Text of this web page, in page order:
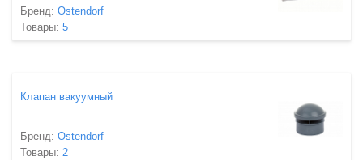
Бренд: Ostendorf
Товары: 5
Клапан вакуумный
Бренд: Ostendorf
Товары: 2